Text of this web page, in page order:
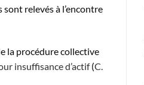
relevés à l’encontre
la procédure collective
insuffisance d’actif(C.